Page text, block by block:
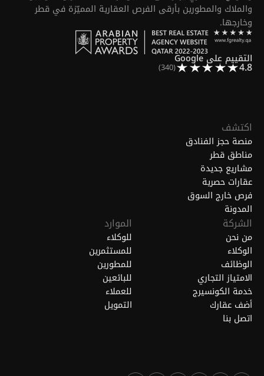
والملاك والمطورين بأرقى الفرص العقارية المميّزة في قطر
وخارجها.
التقييم على Google
4.8
(340)
اكتشف
منصة حجز الفنادق
مناطق قطر
مشاريع جديدة
عقارات حصرية
فرص خارج السوق
المدونة
الشركة
من نحن
الوكلاء
الوظائف
الامتياز التجاري
خدمة الكونسيرج
أضف عقارك
اتصل بنا
الموارد
للوكلاء
للمستثمرين
للمطورين
للبائعين
للعملاء
التمويل